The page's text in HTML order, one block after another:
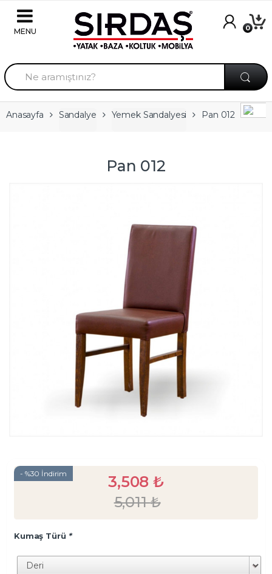
Skip to navigation
Skip to content
A
r
a
m
a
Anasayfa Sandalye Yemek Sandalyesi Pan 012
Pan 012
- %30 İndirim 3,508₺
5,011₺
Kumaş Türü *
0